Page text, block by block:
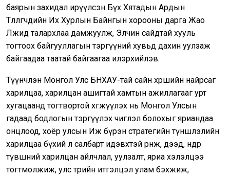
баярын захидал ирүүлсэн Бүх Хятадын Ардын
Төлөөлөгчдийн Их Хурлын Байнгын хорооны дарга Жао
Лөжид талархлаа дамжуулж, Элчин сайдтай хууль
тогтоох байгууллагын тэргүүний хувьд дахин уулзаж
байгаадаа таатай байгаагаа илэрхийлэв.
Түүнчлэн Монгол Улс БНХАУ-тай сайн хөршийн найрсаг
харилцаа, харилцан ашигтай хамтын ажиллагааг урт
хугацаанд тогтвортой хөгжүүлэх нь Монгол Улсын
гадаад бодлогын тэргүүлэх чиглэл болохыг яриандаа
онцлоод, хоёр улсын Иж бүрэн стратегийн түншлэлийн
харилцаа бүхий л салбарт идэвхтэй өрнөж, дээд, өндөр
түвшний харилцан айлчлал, уулзалт, яриа хэлэлцээ
тогтмолжиж, улс төрийн итгэлцэл улам бэхжиж,